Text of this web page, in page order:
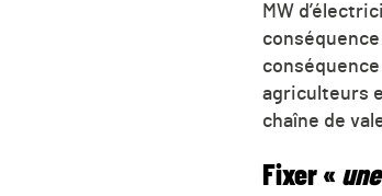
MW
agriculteurs
chaîne de
Fixer «